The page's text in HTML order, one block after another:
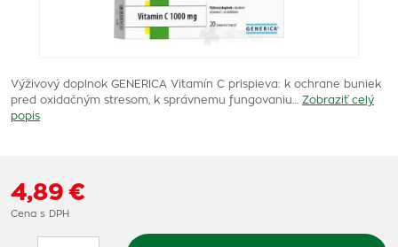
Výživový doplnok GENERICA Vitamín C prispieva: k ochrane buniek
pred oxidačným stresom, k správnemu fungovaniu…
Zobraziť celý
popis
4,89 €
Cena s DPH